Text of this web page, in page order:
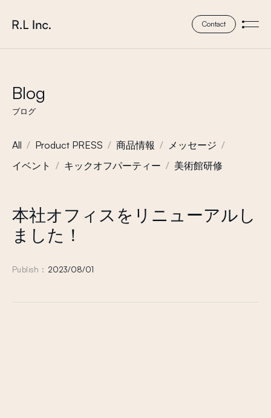
株式会社 エール・エル
Contact
ブログ
Blog
本社オフィスをリニューアルし
ました！
Publish : 2023/08/01
All Product PRESS 商品情報
メッセージ
イベント
キックオフパーティー 美術館研修